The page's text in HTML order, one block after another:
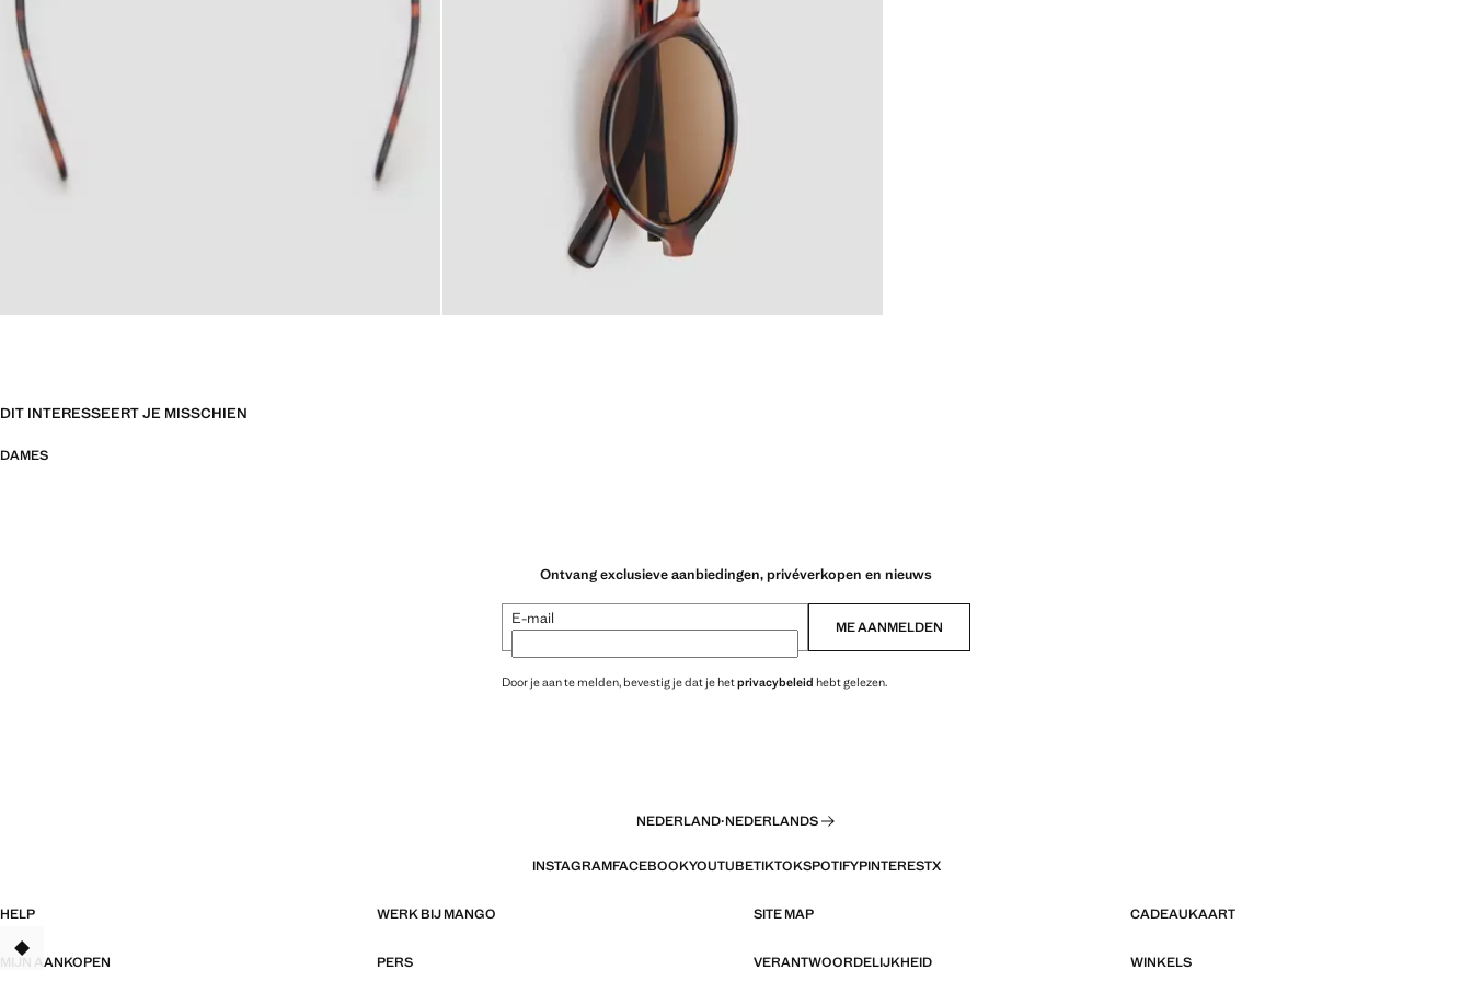
DIT INTERESSEERT JE MISSCHIEN
DAMES
Ontvang exclusieve aanbiedingen, privéverkopen en nieuws
E-mail ME AANMELDEN
Door je aan te melden, bevestig je dat je hetprivacybeleid hebt gelezen.
NEDERLAND·NEDERLANDS
INSTAGRAMFACEBOOKYOUTUBETIKTOKSPOTIFYPINTERESTX
HELP WERK BIJ MANGO SITE MAP CADEAUKAART
MIJN AANKOPEN PERS VERANTWOORDELIJKHEID WINKELS